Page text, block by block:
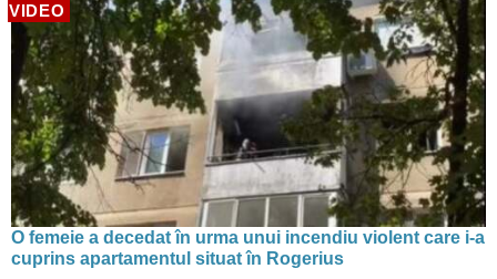
VIDEO
O femeie a decedat în urma unui incendiu violent care i-a
cuprins apartamentul situat în Rogerius